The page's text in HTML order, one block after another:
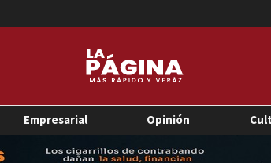
Empresarial Opinión